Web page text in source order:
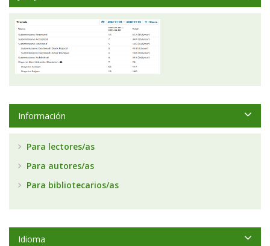
Información
Para lectores/as
Para autores/as
Para bibliotecarios/as
Idioma